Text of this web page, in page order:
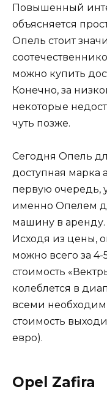
Повышенный
объясняется
Опель стоит
можно купить
Конечно, за
некоторые
чуть позже.
Сегодня Опель
доступная марка
первую очередь,
именно Опелем
машину в аренду.
Исходя из цены,
можно всего за
стоимость
колеблется в
всеми
стоимость
евро).
Opel Zafira